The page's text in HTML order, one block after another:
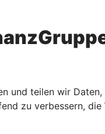
und teilen wir
zu verbessern,